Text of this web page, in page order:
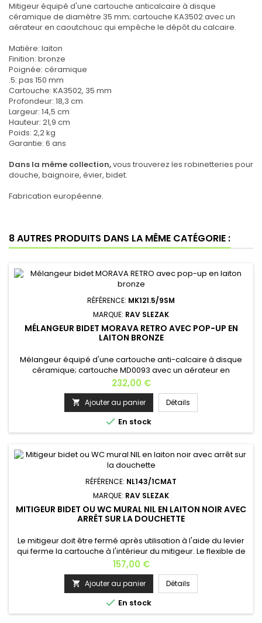
Mitigeur équipé d'une cartouche anticalcaire à disque
céramique de diamètre 35 mm; cartouche KA3502 avec un
aérateur en caoutchouc qui empêche le dépôt du calcaire.
Matière: laiton
Finition: bronze
Poignée: céramique
.5: pas 150 mm
Cartouche: KA3502, 35 mm
Profondeur: 18,3 cm
Largeur: 14,5 cm
Hauteur: 21,9 cm
Poids: 2,2 kg
Garantie: 6 ans
Dans la même collection,vous trouverez les robinetteries pour
douche, baignoire, évier, bidet.
Fabrication européenne.
8 AUTRES PRODUITS DANS LA MÊME CATÉGORIE :
RÉFÉRENCE: MK121.5/9SM
MARQUE: RAV SLEZAK
MÉLANGEUR BIDET MORAVA RETRO AVEC POP-UP EN
LAITON BRONZE
Mélangeur équipé d'une cartouche anti-calcaire à disque
céramique; cartouche MD0093 avec un aérateur en
caoutchouc qui empêche le dépôt du calcaire. Ce
mélangeur est avec pop-up; .5: pas 150 mm Matière:
laiton Finition: bronze Hauteur: ≈ 18,9 cm Largeur: ≈ 17,4
cm Profondeur: ≈ 15,6 cm Cartouche: MD0093 Poids: 2
kg Garantie: 6 ans Finitions disponibles:...
Prix
232,00 €
 Ajouter au panier Détails
 En stock
RÉFÉRENCE: NL143/1CMAT
MARQUE: RAV SLEZAK
MITIGEUR BIDET OU WC MURAL NIL EN LAITON NOIR AVEC
ARRÊT SUR LA DOUCHETTE
Le mitigeur doit être fermé après utilisation à l'aide du levier
qui ferme la cartouche à l'intérieur du mitigeur. Le flexible de
douche ne doit pas être soumis à une pression
constante.Caractéristiques du produit:Douchette en
plastique PS0057 avec mécanisme à bouton poussoir
Cartouche: céramique KA2502, 25 mm Longueur du flexible:
100 cmMatière: laiton...
Prix
157,00 €
 Ajouter au panier Détails
 En stock